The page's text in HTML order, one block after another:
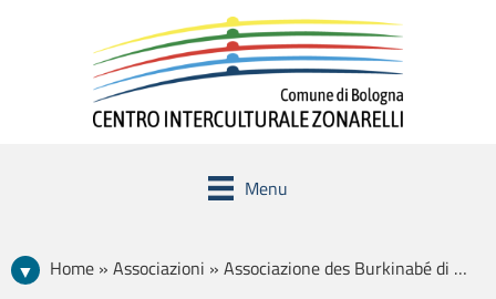
Menu
Home » Associazioni » Associazione des Burkinabé di Bologna